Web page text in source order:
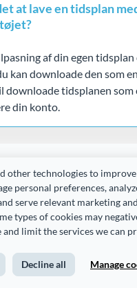
other technologies to
personal preferences,
serve relevant marketing
types of cookies may
and limit the services we can
Decline all Manage
at lave en tidsplan
af din egen tidsplan
kan downloade den som
downloade tidsplanen som
din konto.
bruges